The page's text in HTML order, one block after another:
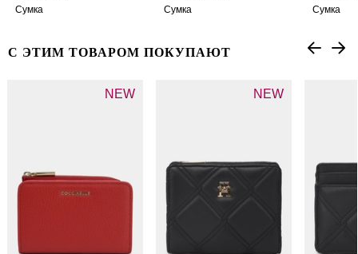
Сумка
Сумка
Сумка
С ЭТИМ ТОВАРОМ ПОКУПАЮТ
NEW NEW